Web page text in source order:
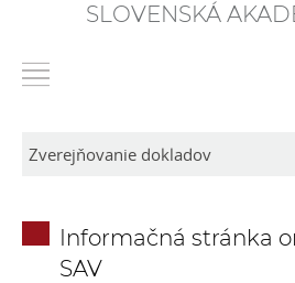
SLOVENSKÁ
Informačná stránka
SAV